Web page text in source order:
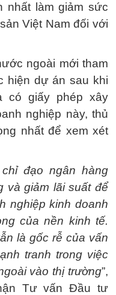
nhất làm giảm sức
Việt Nam đối với
ngoài mới tham
hiện dự án sau khi
có giấy phép xây
nghiệp này, thủ
nhất để xem xét
đạo ngân hàng
và giảm lãi suất để
nghiệp kinh doanh
của nền kinh tế.
là gốc rễ của vấn
tranh trong việc
vào thị trường”,
Tư vấn Đầu tư